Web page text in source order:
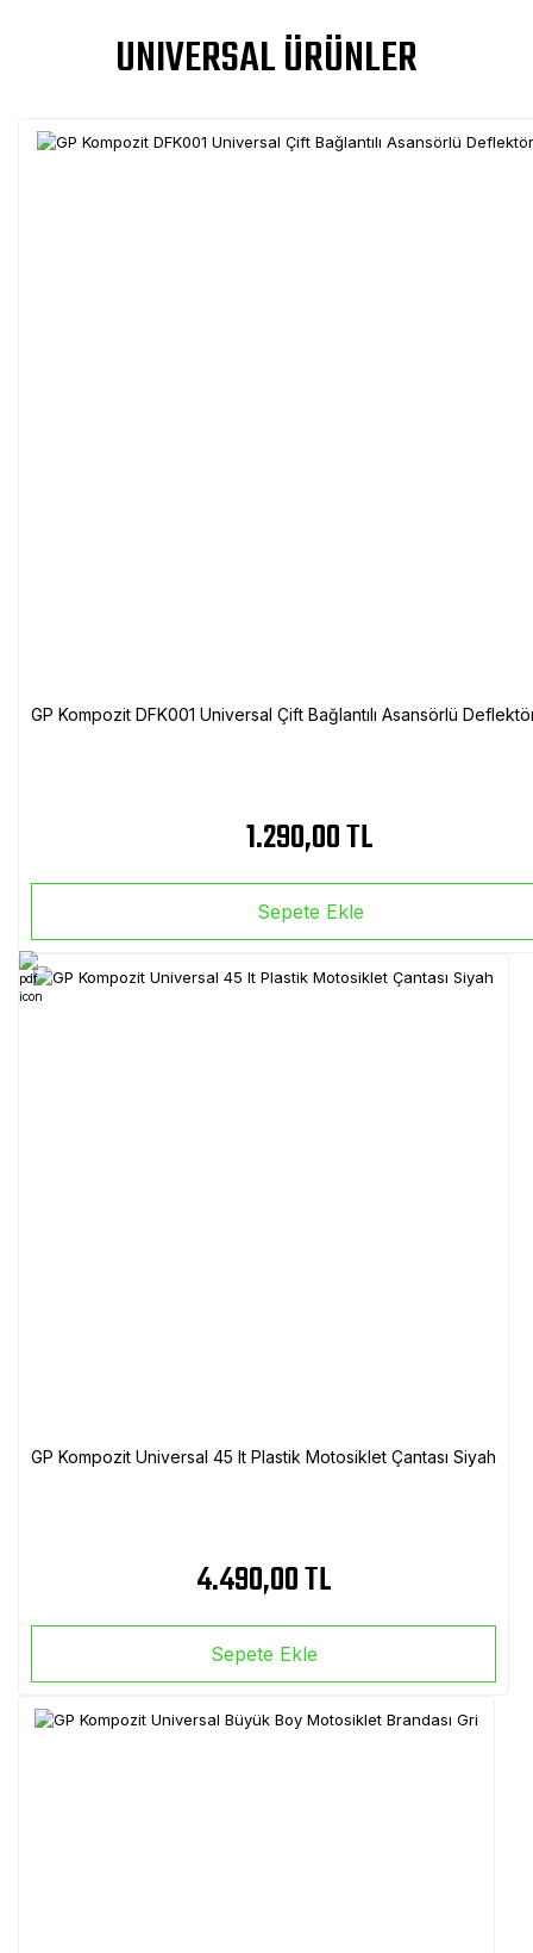
UNIVERSAL ÜRÜNLER
GP Kompozit DFK001 Universal Çift Bağlantılı Asansörlü
1.290,00 TL
Sepete Ekle
GP Kompozit Universal 45 lt Plastik Motosiklet Çantası Siyah
4.490,00 TL
Sepete Ekle